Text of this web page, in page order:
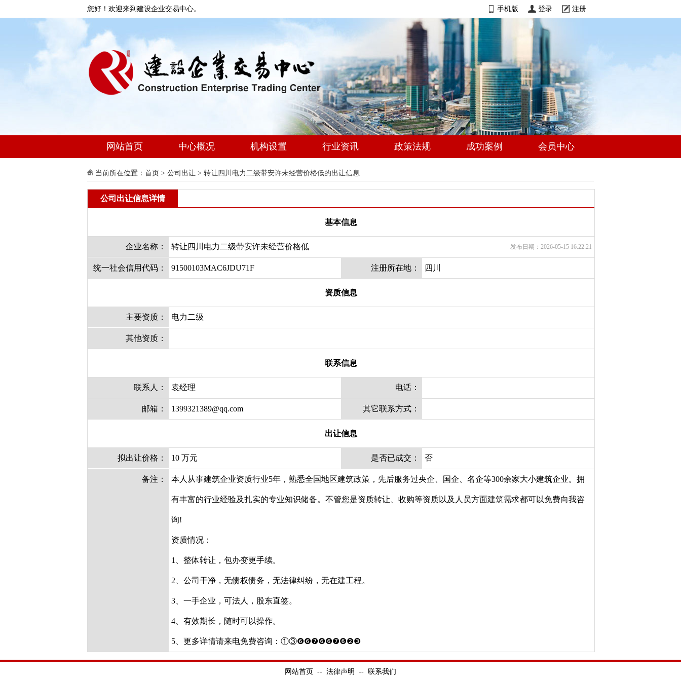
您好！欢迎来到建设企业交易中心。 手机版 登录 注册
网站首页 中心概况 机构设置 行业资讯 政策法规 成功案例 会员中心
当前所在位置： 首页 > 公司出让 > 转让四川电力二级带安许未经营价格低的出让信息
公司出让信息详情
基本信息
企业名称： 转让四川电力二级带安许未经营价格低 发布日期：2026-05-15 16:22:21
统一社会信用代码： 91500103MAC6JDU71F 注册所在地： 四川
资质信息
主要资质： 电力二级
其他资质：
联系信息
联系人： 袁经理 电话：
邮箱： 1399321389@qq.com 其它联系方式：
出让信息
拟出让价格： 10 万元 是否已成交： 否
备注： 本人从事建筑企业资质行业5年，熟悉全国地区建筑政策，先后服务过央企、国企、名企等300余家大小建筑企业。拥
有丰富的行业经验及扎实的专业知识储备。不管您是资质转让、收购等资质以及人员方面建筑需求都可以免费向我咨
询!
资质情况：
1、整体转让，包办变更手续。
2、公司干净，无债权债务，无法律纠纷，无在建工程。
3、一手企业，可法人，股东直签。
4、有效期长，随时可以操作。
5、更多详情请来电免费咨询：①③❻❻❼❻❻❼❻❷❸
网站首页 -- 法律声明 -- 联系我们